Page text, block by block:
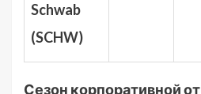
Schwab
(SCHW)
Сезон корпоративной